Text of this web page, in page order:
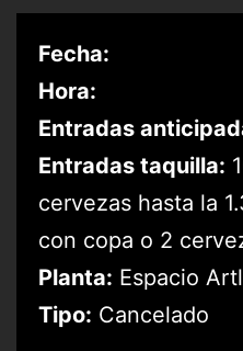
Fecha:
Hora:
Entradas
Entradas taquilla:
cervezas hasta la
con copa o 2
Planta: Espacio
Tipo: Cancelado